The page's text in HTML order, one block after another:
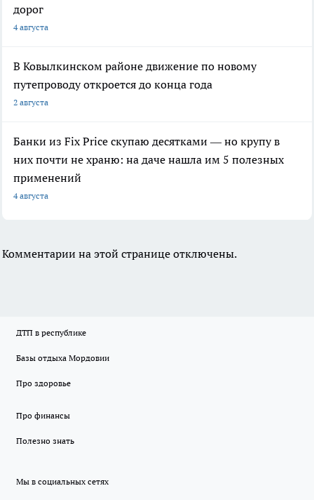
дорог
4 августа
В Ковылкинском районе движение по новому
путепроводу откроется до конца года
2 августа
Банки из Fix Price скупаю десятками — но крупу в
них почти не храню: на даче нашла им 5 полезных
применений
4 августа
Комментарии на этой странице отключены.
ДТП в республике
Базы отдыха Мордовии
Про здоровье
Про финансы
Полезно знать
Мы в социальных сетях